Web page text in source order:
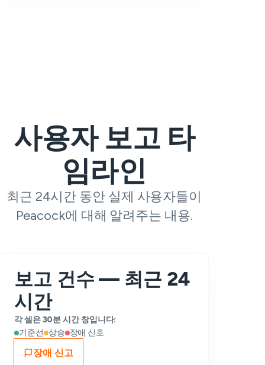
사용자 보고 타
임라인
최근 24시간 동안 실제 사용자들이
Peacock에 대해 알려주는 내용.
보고 건수 — 최근 24
시간
각 셀은 30분 시간 창입니다:
기준선 상승 장애 신호
장애 신고